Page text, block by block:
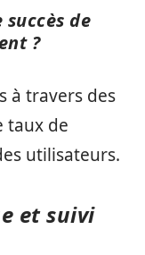
de
?
à travers des
taux de
utilisateurs.
et suivi